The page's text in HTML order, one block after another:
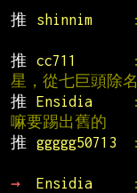
推
shinnim
推
cc711
星，從七巨頭除名
推
Ensidia
嘛要踢出舊的
推
ggggg50713
→
Ensidia